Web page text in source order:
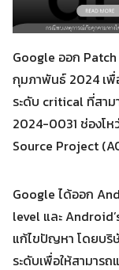
Search
for:
Google ออก
กุมภาพันธ์ 2024 เพื่
ระดับ critical ที่สา
2024-0031 ช่องโ
Source Project
Google ได้ออก
level และ
แก้ไขปัญหา โดยบริ
ระดับเพื่อให้สามาร